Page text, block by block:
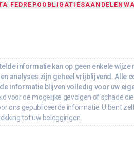
FEDREPO OBLIGATIESAANDELEN
informatie kan op geen enkele wijze
analyses zijn geheel vrijblijvend. Alle
informatie blijven volledig voor uw
voor de mogelijke gevolgen of schade
ons gepubliceerde informatie. U bent
tot uw beleggingen.